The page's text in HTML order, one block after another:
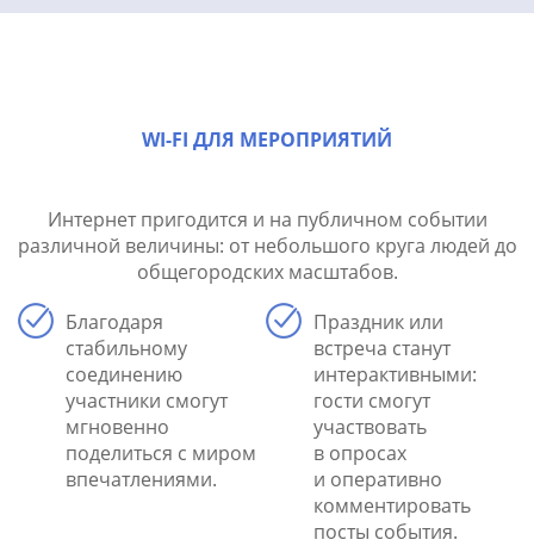
WI-FI ДЛЯ МЕРОПРИЯТИЙ
Интернет пригодится и на публичном событии
различной величины: от небольшого круга людей до
общегородских масштабов.
Благодаря
стабильному
соединению
участники смогут
мгновенно
поделиться с миром
впечатлениями.
Праздник или
встреча станут
интерактивными:
гости смогут
участвовать
в опросах
и оперативно
комментировать
посты события.